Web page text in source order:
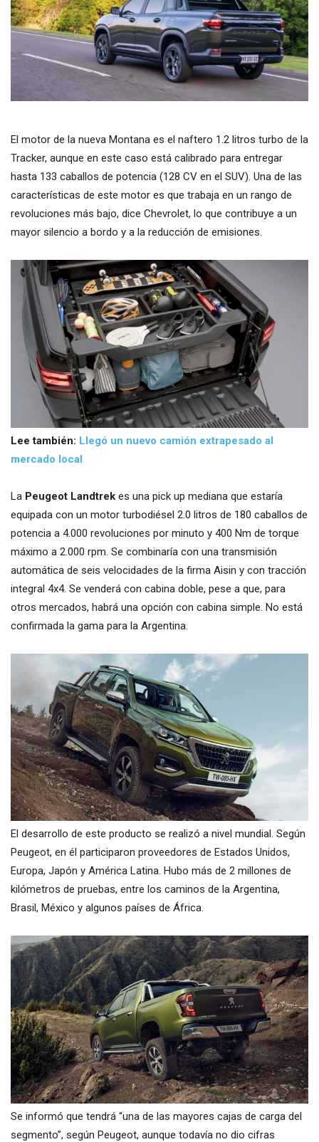
El motor de la nueva Montana es el naftero 1.2 litros turbo de la
Tracker, aunque en este caso está calibrado para entregar
hasta 133 caballos de potencia (128 CV en el SUV). Una de las
características de este motor es que trabaja en un rango de
revoluciones más bajo, dice Chevrolet, lo que contribuye a un
mayor silencio a bordo y a la reducción de emisiones.
Lee también: Llegó un nuevo camión extrapesado al
mercado local
La Peugeot Landtrek es una pick up mediana que estaría
equipada con un motor turbodiésel 2.0 litros de 180 caballos de
potencia a 4.000 revoluciones por minuto y 400 Nm de torque
máximo a 2.000 rpm. Se combinaría con una transmisión
automática de seis velocidades de la firma Aisin y con tracción
integral 4x4. Se venderá con cabina doble, pese a que, para
otros mercados, habrá una opción con cabina simple. No está
confirmada la gama para la Argentina.
El desarrollo de este producto se realizó a nivel mundial. Según
Peugeot, en él participaron proveedores de Estados Unidos,
Europa, Japón y América Latina. Hubo más de 2 millones de
kilómetros de pruebas, entre los caminos de la Argentina,
Brasil, México y algunos países de África.
Se informó que tendrá “una de las mayores cajas de carga del
segmento”, según Peugeot, aunque todavía no dio cifras